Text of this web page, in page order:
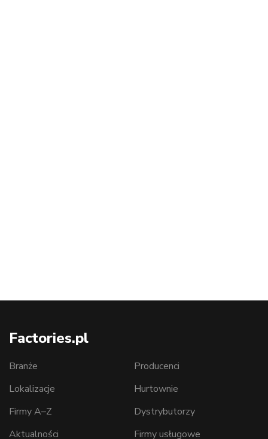
Factories.pl
Branże
Lokalizacje
Firmy A–Z
Aktualności
Producenci
Hurtownie
Dystrybutorzy
Firmy usługowe